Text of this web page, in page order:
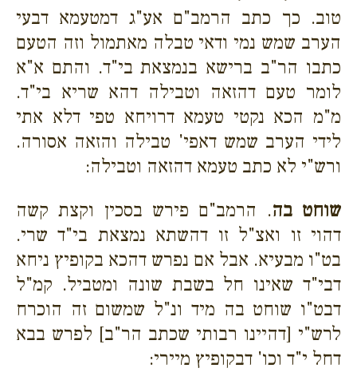
טוב. כך כתב הרמב"ם אע"ג דמטעמא דבעי
הערב שמש נמי ודאי טבלה מאתמול וזה הטעם
כתבו הר"ב ברישא בנמצאת בי"ד. והתם א"א
לומר טעם דהזאה וטבילה דהא שריא בי"ד.
מ"מ הכא נקטי טעמא דרויחא טפי דלא אתי
לידי הערב שמש דאפי' טבילה והזאה אסורה.
ורש"י לא כתב טעמא דהזאה וטבילה:
שוחט בה. הרמב"ם פירש בסכין וקצת קשה
דהוי זו ואצ"ל זו דהשתא נמצאת בי"ד שרי.
בט"ו מבעיא. אבל אם נפרש דהכא בקופיץ ניחא
דבי"ד שאינו חל בשבת שונה ומטביל. קמ"ל
דבט"ו שוחט בה מיד ונ"ל שמשום זה הוכרח
לרש"י [דהיינו רבותי שכתב הר"ב] לפרש בבא
דחל י"ד וכו' דבקופיץ מיירי: